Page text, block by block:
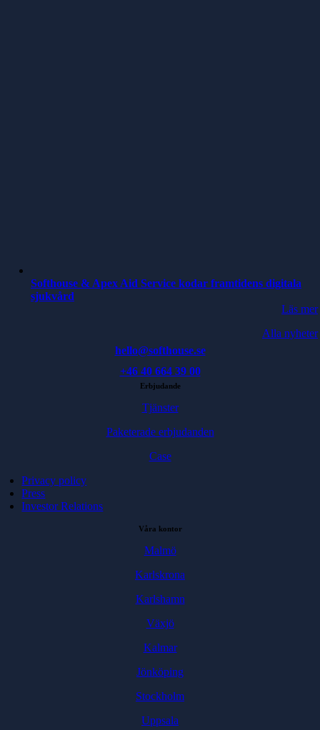
Softhouse & Apex Aid Service kodar framtidens digitala
sjukvård
Läs mer
Alla nyheter
hello@softhouse.se
+46 40 664 39 00
Erbjudande
Tjänster
Paketerade erbjudanden
Case
Privacy policy
Press
Investor Relations
Våra kontor
Malmö
Karlskrona
Karlshamn
Växjö
Kalmar
Jönköping
Stockholm
Uppsala